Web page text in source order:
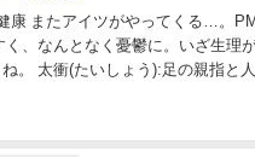
康 またアイツがやってくる…。
、なんとなく憂鬱に。いざ生理
。 太衝(たいしょう):足の親指と